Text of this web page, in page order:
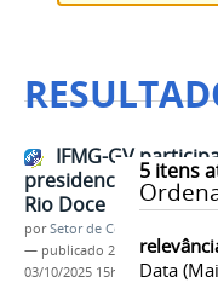
5itens
Data
IFMG-GV
presidencial do
Rio Doce
porSetor de Comunicação
— publicado 29/09/2025—
03/10/2025 15h53